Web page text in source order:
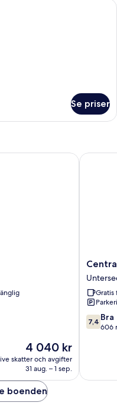
sängkläder,
Se priser
Priset
är
4 040 kr
4 040 kr
skatter och avgifter
31 aug. – 1 sep.
Central
Hotel
Gratis
7.4
av
7,4 Bra
606
Central
boenden